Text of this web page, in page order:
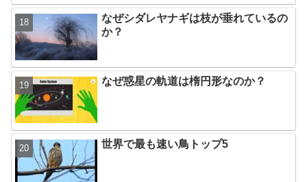
なぜシダレヤナギは枝が垂れているの
か？
なぜ惑星の軌道は楕円形なのか？
世界で最も速い鳥トップ5